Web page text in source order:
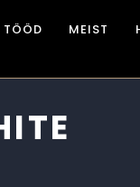
TÖÖD MEIST